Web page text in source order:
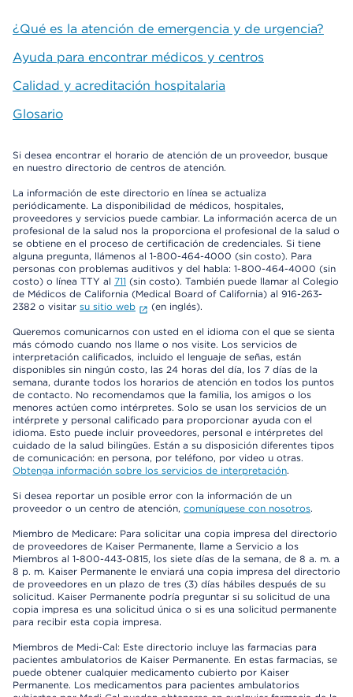
¿Qué es la atención de emergencia y de urgencia?
Ayuda para encontrar médicos y centros
Calidad y acreditación hospitalaria
Glosario
Si desea encontrar el horario de atención de un proveedor, busque
en nuestro directorio de centros de atención.
La información de este directorio en línea se actualiza
periódicamente. La disponibilidad de médicos, hospitales,
proveedores y servicios puede cambiar. La información acerca de un
profesional de la salud nos la proporciona el profesional de la salud o
se obtiene en el proceso de certificación de credenciales. Si tiene
alguna pregunta, llámenos al 1-800-464-4000 (sin costo). Para
personas con problemas auditivos y del habla: 1-800-464-4000 (sin
costo) o línea TTY al 711 (sin costo). También puede llamar al Colegio
de Médicos de California (Medical Board of California) al 916-263-
2382 o visitar su sitio web (en inglés).
Queremos comunicarnos con usted en el idioma con el que se sienta
más cómodo cuando nos llame o nos visite. Los servicios de
interpretación calificados, incluido el lenguaje de señas, están
disponibles sin ningún costo, las 24 horas del día, los 7 días de la
semana, durante todos los horarios de atención en todos los puntos
de contacto. No recomendamos que la familia, los amigos o los
menores actúen como intérpretes. Solo se usan los servicios de un
intérprete y personal calificado para proporcionar ayuda con el
idioma. Esto puede incluir proveedores, personal e intérpretes del
cuidado de la salud bilingües. Están a su disposición diferentes tipos
de comunicación: en persona, por teléfono, por video u otras.
Obtenga información sobre los servicios de interpretación.
Si desea reportar un posible error con la información de un
proveedor o un centro de atención, comuníquese con nosotros.
Miembro de Medicare: Para solicitar una copia impresa del directorio
de proveedores de Kaiser Permanente, llame a Servicio a los
Miembros al 1-800-443-0815, los siete días de la semana, de 8 a. m. a
8 p. m. Kaiser Permanente le enviará una copia impresa del directorio
de proveedores en un plazo de tres (3) días hábiles después de su
solicitud. Kaiser Permanente podría preguntar si su solicitud de una
copia impresa es una solicitud única o si es una solicitud permanente
para recibir esta copia impresa.
Miembros de Medi-Cal: Este directorio incluye las farmacias para
pacientes ambulatorios de Kaiser Permanente. En estas farmacias, se
puede obtener cualquier medicamento cubierto por Kaiser
Permanente. Los medicamentos para pacientes ambulatorios